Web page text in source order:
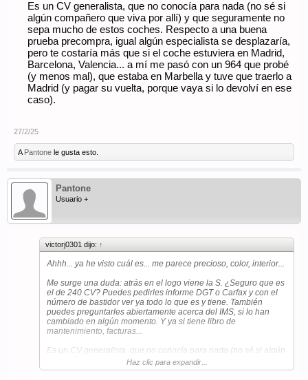
Es un CV generalista, que no conocía para nada (no sé si
algún compañero que viva por allí) y que seguramente no
sepa mucho de estos coches. Respecto a una buena
prueba precompra, igual algún especialista se desplazaría,
pero te costaría más que si el coche estuviera en Madrid,
Barcelona, Valencia... a mí me pasó con un 964 que probé
(y menos mal), que estaba en Marbella y tuve que traerlo a
Madrid (y pagar su vuelta, porque vaya si lo devolví en ese
caso).
27/2/25
A Pantone le gusta esto.
Pantone
Usuario +
victorj0301 dijo: ↑
Ahhh... ya he visto cuál es... me parece precioso, color, interior...
Me surge una duda: atrás en el logo viene la S. ¿Seguro que es
el de 240 CV? Puedes pedirles informe DGT o Carfax y con el
número de bastidor ver ya todo lo que es y tiene. También
puedes preguntarles abiertamente acerca del IMS, si lo han
cambiado en algún momento. Y ya si tiene libro de
mantenimiento, facturas...
Es un CV generalista, que no conocía para nada (no sé si algún
compañero que viva por allí) y que seguramente no sepa
mucho de estos coches. Respecto a una buena prueba
Haz clic para expandir...